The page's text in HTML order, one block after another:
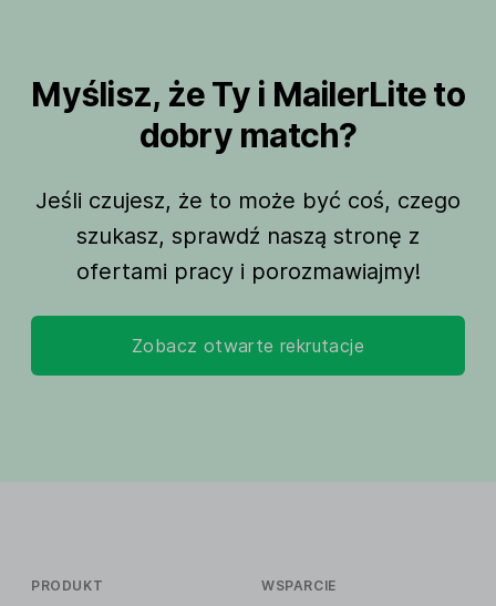
Myślisz, że Ty i MailerLite to
dobry match?
Jeśli czujesz, że to może być coś, czego
szukasz, sprawdź naszą stronę z
ofertami pracy i porozmawiajmy!
Zobacz otwarte rekrutacje
PRODUKT WSPARCIE